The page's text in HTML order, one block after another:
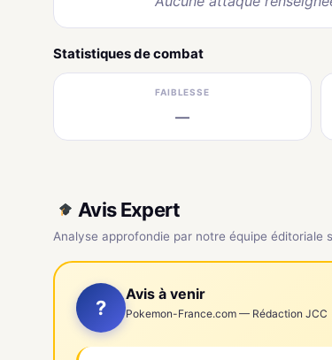
Statistiques de combat
FAIBLESSE
—
Avis Expert
Analyse approfondie par notre équipe éditoriale
?
Avis à venir
Pokemon-France.com — Rédaction JCC